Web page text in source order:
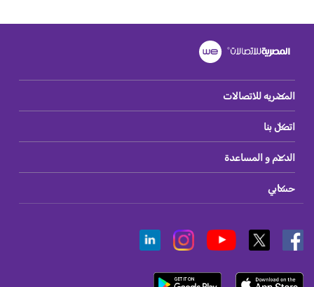
المصريه للاتصالات
اتصل بنا
الدعم و المساعدة
حسابي